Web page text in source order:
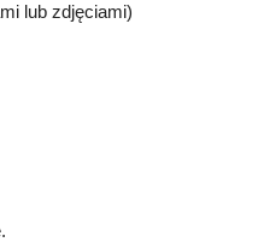
lub zdjęciami)